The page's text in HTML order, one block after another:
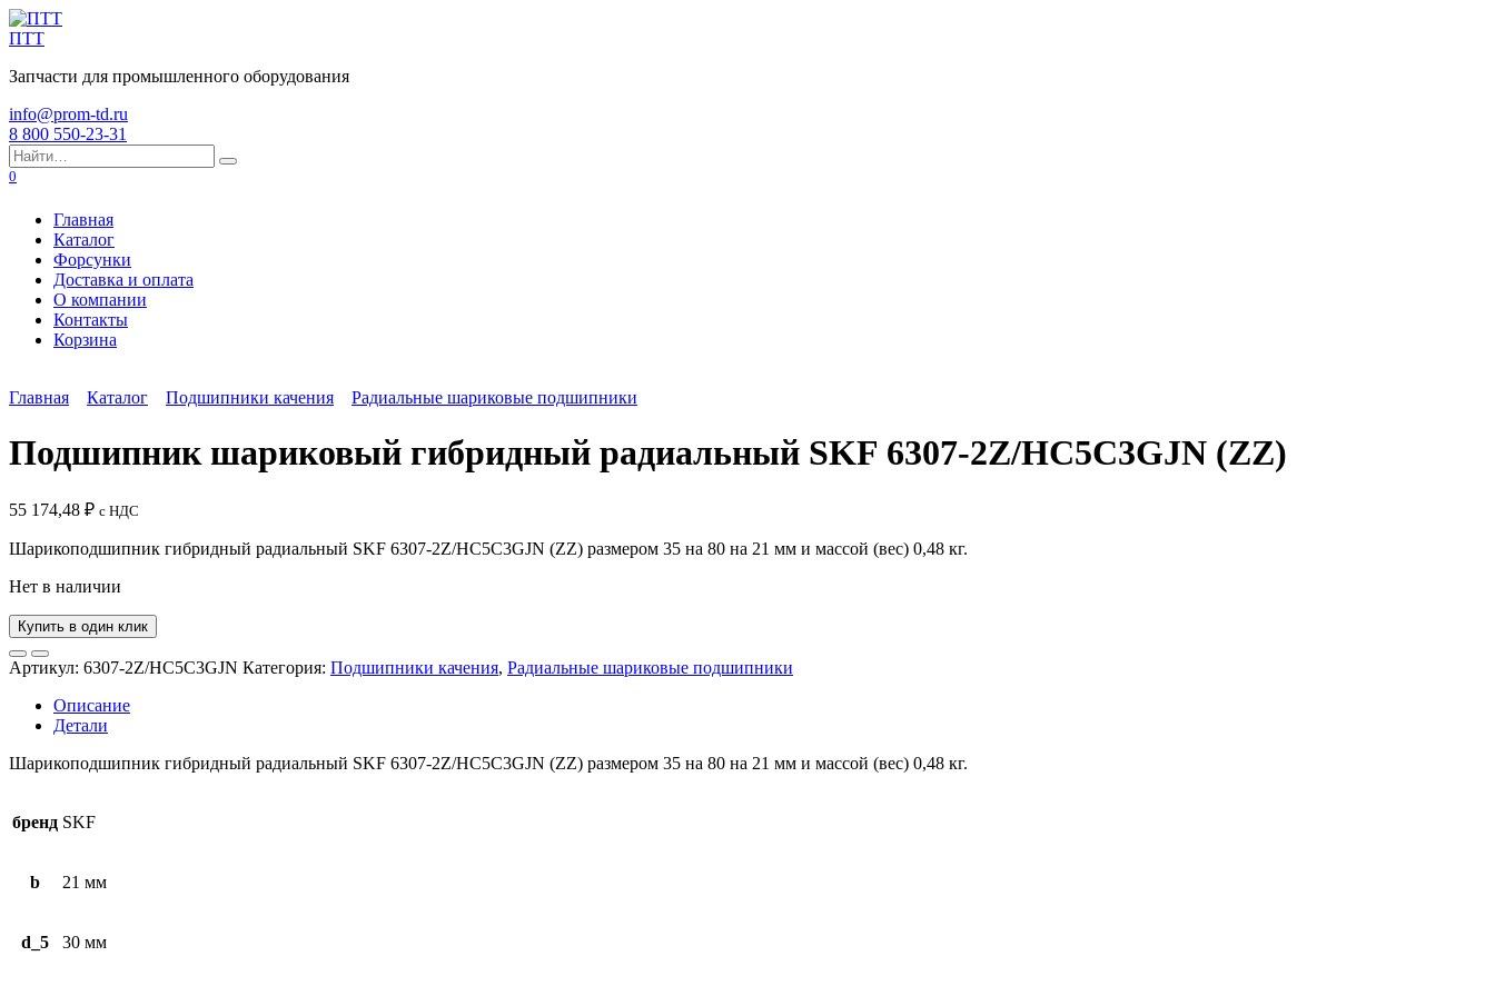
Перейти
к
ПТТ
Запчасти для промышленного оборудования
info@prom-td.ru
8 800 550-23-31
Search
for:
0
Главная
Каталог
Форсунки
Доставка и оплата
О компании
Контакты
Корзина
Главная Каталог Подшипники качения Радиальные шариковые подшипники
Подшипник шариковый гибридный радиальный SKF 6307-2Z/HC5C3GJN (ZZ)
55 174,48 ₽ с НДС
Шарикоподшипник гибридный радиальный SKF 6307-2Z/HC5C3GJN (ZZ) размером 35 на 80 на 21 мм и массой (вес) 0,48 кг.
Нет в наличии
Купить в один клик
Артикул: 6307-2Z/HC5C3GJN Категория: Подшипники качения, Радиальные шариковые подшипники
Описание
Детали
Шарикоподшипник гибридный радиальный SKF 6307-2Z/HC5C3GJN (ZZ) размером 35 на 80 на 21 мм и массой (вес) 0,48 кг.
бренд SKF
b 21 мм
d_5 30 мм